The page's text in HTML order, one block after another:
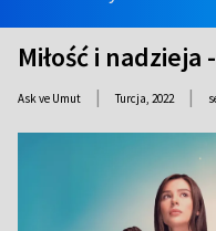
Miłość i nadzieja
Ask ve Umut | Turcja, 2022 |